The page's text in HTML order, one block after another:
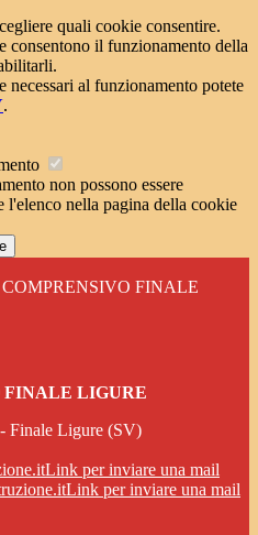
quali cookie consentire.
consentono il funzionamento della
necessari al funzionamento potete
.
non possono essere
l'elenco nella pagina della cookie
FINALE
FINALE LIGURE
Finale Ligure (SV)
Link per inviare una mail
Link per inviare una mail